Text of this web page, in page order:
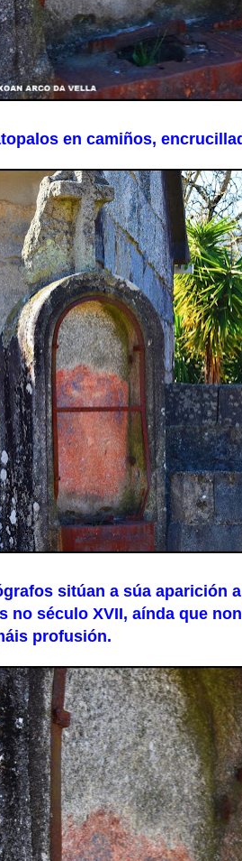
en camiños,
sitúan a súa aparición
no século XVII, aínda que
profusión.